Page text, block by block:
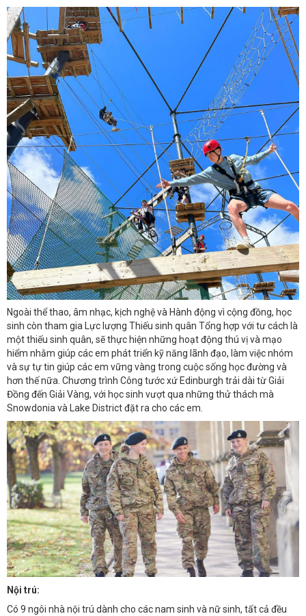
Ngoài thể thao, âm nhạc, kịch nghệ và Hành động vì cộng đồng, học
sinh còn tham gia Lực lượng Thiếu sinh quân Tổng hợp với tư cách là
một thiếu sinh quân, sẽ thực hiện những hoạt động thú vị và mạo
hiểm nhằm giúp các em phát triển kỹ năng lãnh đạo, làm việc nhóm
và sự tự tin giúp các em vững vàng trong cuộc sống học đường và
hơn thế nữa. Chương trình Công tước xứ Edinburgh trải dài từ Giải
Đồng đến Giải Vàng, với học sinh vượt qua những thử thách mà
Snowdonia và Lake District đặt ra cho các em.
Nội trú:
Có 9 ngôi nhà nội trú dành cho các nam sinh và nữ sinh, tất cả đều